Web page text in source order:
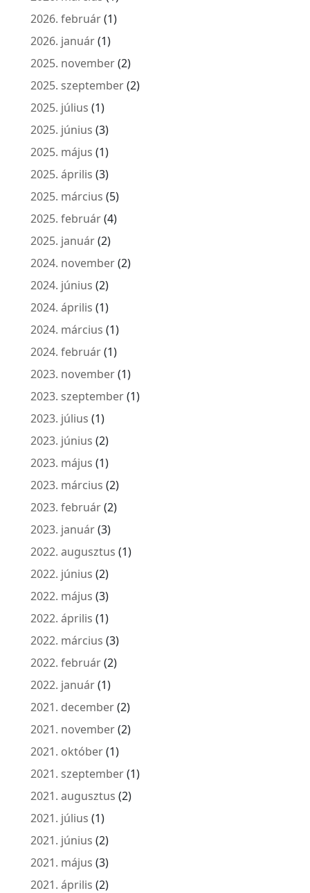
2026. február(1)
2026. január(1)
2025. november(2)
2025. szeptember(2)
2025. július (1)
2025. június (3)
2025. május (1)
2025. április (3)
2025. március (5)
2025. február(4)
2025. január(2)
2024. november(2)
2024. június (2)
2024. április (1)
2024. március (1)
2024. február(1)
2023. november(1)
2023. szeptember(1)
2023. július (1)
2023. június (2)
2023. május (1)
2023. március (2)
2023. február(2)
2023. január(3)
2022. augusztus (1)
2022. június (2)
2022. május (3)
2022. április (1)
2022. március (3)
2022. február(2)
2022. január(1)
2021. december(2)
2021. november(2)
2021. október(1)
2021. szeptember(1)
2021. augusztus (2)
2021. július (1)
2021. június (2)
2021. május (3)
2021. április (2)